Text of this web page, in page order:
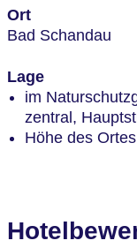
Ort
Bad Schandau
Lage
im
zentral,
Höhe des